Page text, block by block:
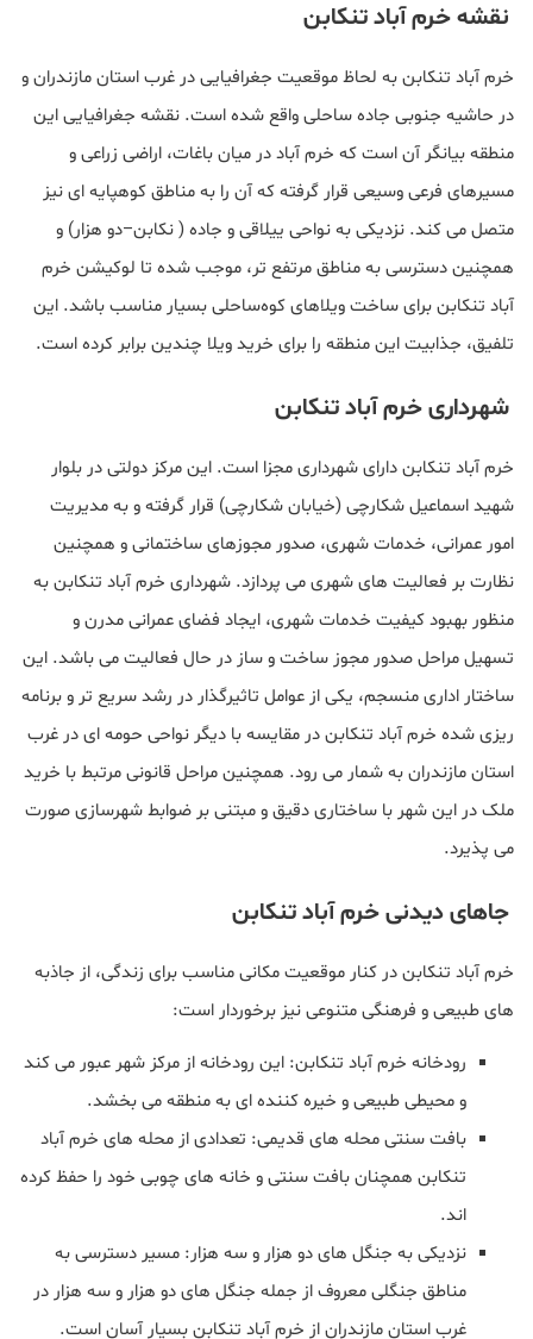
نقشه خرم‌ آباد تنکابن
خرم‌ آباد تنکابن به لحاظ موقعیت جغرافیایی در غرب استان مازندران و
در حاشیه جنوبی جاده ساحلی واقع شده است. نقشه جغرافیایی این
منطقه بیانگر آن است که خرم‌ آباد در میان باغات، اراضی زراعی و
مسیرهای فرعی وسیعی قرار گرفته که آن را به مناطق کوهپایه‌ ای نیز
متصل می‌ کند. نزدیکی به نواحی ییلاقی و جاده ( نکابن–دو هزار) و
همچنین دسترسی به مناطق مرتفع‌ تر، موجب شده تا لوکیشن خرم‌
آباد تنکابن برای ساخت ویلاهای کوه‌ساحلی بسیار مناسب باشد. این
تلفیق، جذابیت این منطقه را برای خرید ویلا چندین برابر کرده است.
شهرداری خرم‌ آباد تنکابن
خرم‌ آباد تنکابن دارای شهرداری مجزا است. این مرکز دولتی در بلوار
شهید اسماعیل شکارچی (خیابان شکارچی) قرار گرفته و به مدیریت
امور عمرانی، خدمات شهری، صدور مجوزهای ساختمانی و همچنین
نظارت بر فعالیت‌ های شهری می‌ پردازد. شهرداری خرم‌ آباد تنکابن به
منظور بهبود کیفیت خدمات شهری، ایجاد فضای عمرانی مدرن و
تسهیل مراحل صدور مجوز ساخت‌ و ساز در حال فعالیت می‌ باشد. این
ساختار اداری منسجم، یکی از عوامل تاثیرگذار در رشد سریع‌ تر و برنامه‌
ریزی‌ شده خرم‌ آباد تنکابن در مقایسه با دیگر نواحی حومه‌ ای در غرب
استان مازندران به شمار می رود. همچنین مراحل قانونی مرتبط با خرید
ملک در این شهر با ساختاری دقیق و مبتنی بر ضوابط شهرسازی صورت
می پذیرد.
جاهای دیدنی خرم‌ آباد تنکابن
خرم‌ آباد تنکابن در کنار موقعیت مکانی مناسب برای زندگی، از جاذبه‌
های طبیعی و فرهنگی متنوعی نیز برخوردار است:
رودخانه خرم‌ آباد تنکابن: این رودخانه از مرکز شهر عبور می‌ کند
و محیطی طبیعی و خیره کننده ای به منطقه می‌ بخشد.
بافت سنتی محله های قدیمی: تعدادی از محله‌ های خرم‌ آباد
تنکابن همچنان بافت سنتی و خانه‌ های چوبی خود را حفظ کرده‌
اند.
نزدیکی به جنگل‌ های دو هزار و سه هزار: مسیر دسترسی به
مناطق جنگلی معروف از جمله جنگل های دو هزار و سه هزار در
غرب استان مازندران از خرم‌ آباد تنکابن بسیار آسان است.